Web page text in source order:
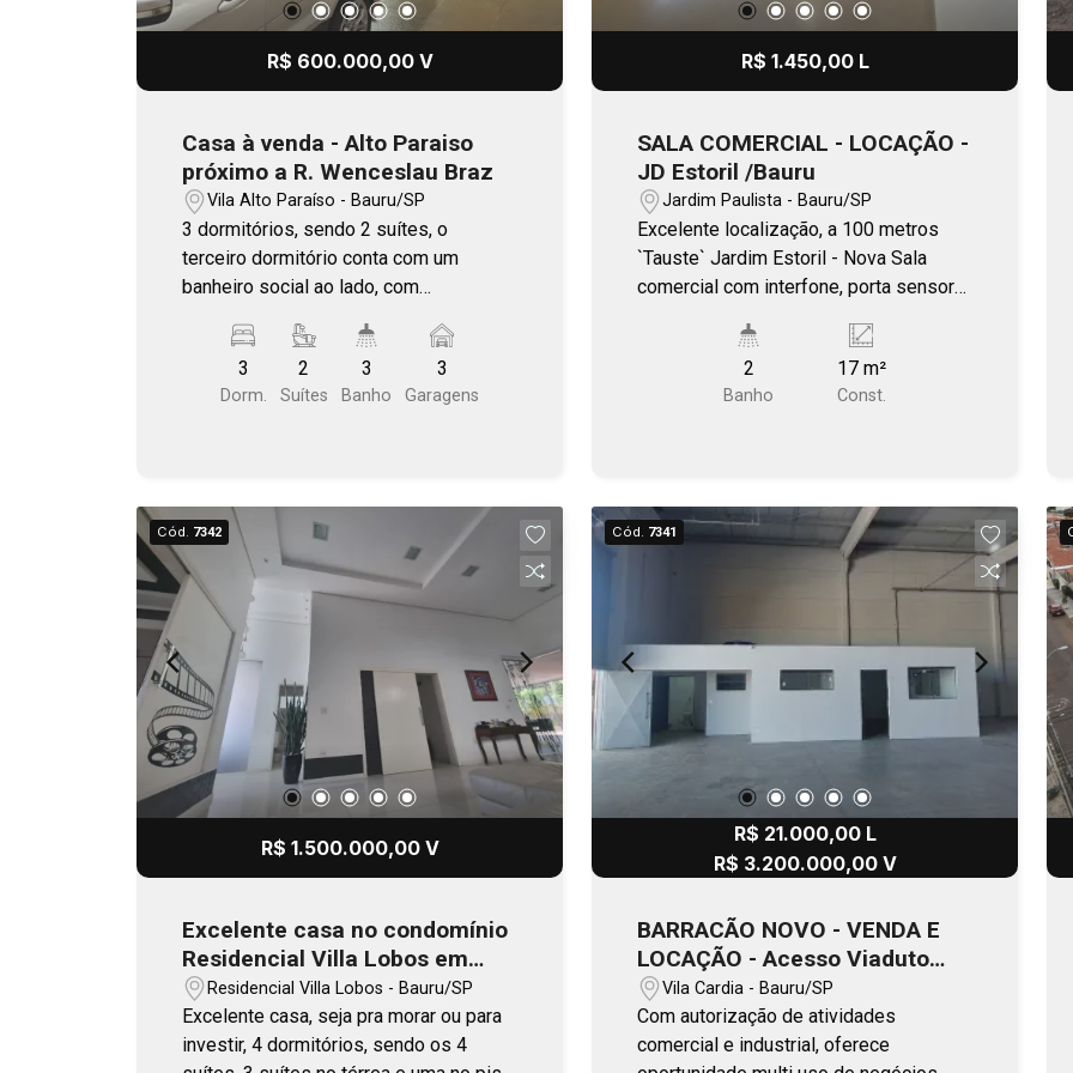
R$ 600.000,00 V
Casa à venda - Alto Paraiso
próximo a R. Wenceslau Braz
Vila Alto Paraíso - Bauru/SP
3 dormitórios, sendo 2 suítes, o
terceiro dormitório conta com um
banheiro social ao lado, com
terceira suíte, Lavanderia, Área de
churrasqueira com lavabo, Garagem
para até 3 veículos, sendo 2 vagas
Área do Terreno: 153 m²
3
Dorm.
2
Suítes
3
Banho
3
Garagens
R$ 1.450,00 L
SALA COMERCIAL - LOCAÇÃO -
JD Estoril /Bauru
Jardim Paulista - Bauru/SP
Excelente localização, a 100 metros
`Tauste` Jardim Estoril - Nova Sala
comercial com interfone, porta sensor
condômino para trabalhos fora horário
comercial e finais de semana. Espaço
inclui: cozinha/copa equipada, 2 WCs
valores de uso: água e IPTU Localizada
no 1º Piso (1 lance de escada), sem
2
Banho
17 m²
Const.
Cód. 7342
R$ 1.500.000,00 V
Excelente casa no condomínio
Residencial Villa Lobos em
Bauru
Residencial Villa Lobos - Bauru/SP
Excelente casa, seja pra morar ou para
investir, 4 dormitórios, sendo os 4
Cód. 7341
R$ 21.000,00 L
R$ 3.200.000,00 V
BARRACÃO NOVO - VENDA E
LOCAÇÃO - Acesso Viaduto
Mal. Rondon X Av.Rodrigues
Alves / BAURU
Vila Cardia - Bauru/SP
Com autorização de atividades
comercial e industrial, oferece